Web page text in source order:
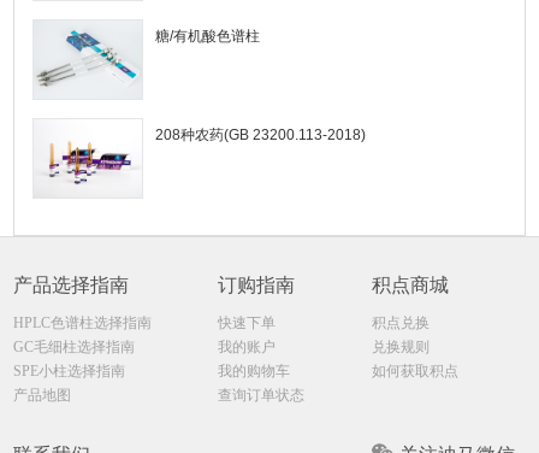
糖/有机酸色谱柱
208种农药(GB 23200.113-2018)
产品选择指南
HPLC色谱柱选择指南
GC毛细柱选择指南
SPE小柱选择指南
产品地图
订购指南
快速下单
我的账户
我的购物车
查询订单状态
积点商城
积点兑换
兑换规则
如何获取积点